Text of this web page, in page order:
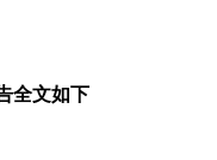
全文如下